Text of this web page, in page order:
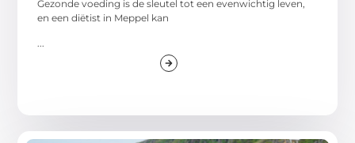
Gezonde voeding is de sleutel tot een evenwichtig leven,
en een diëtist in Meppel kan
...